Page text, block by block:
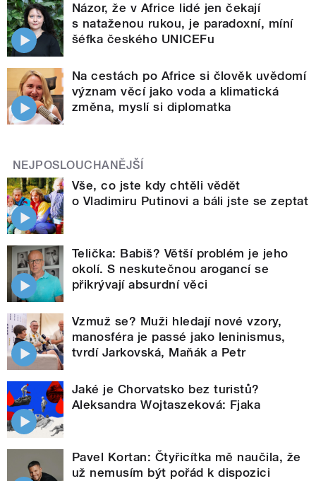
Názor, že v Africe lidé jen čekají
s nataženou rukou, je paradoxní, míní
šéfka českého UNICEFu
Na cestách po Africe si člověk uvědomí
význam věcí jako voda a klimatická
změna, myslí si diplomatka
NEJPOSLOUCHANĚJŠÍ
Vše, co jste kdy chtěli vědět
o Vladimiru Putinovi a báli jste se zeptat
Telička: Babiš? Větší problém je jeho
okolí. S neskutečnou arogancí se
přikrývají absurdní věci
Vzmuž se? Muži hledají nové vzory,
manosféra je passé jako leninismus,
tvrdí Jarkovská, Maňák a Petr
Jaké je Chorvatsko bez turistů?
Aleksandra Wojtaszeková: Fjaka
Pavel Kortan: Čtyřicítka mě naučila, že
už nemusím být pořád k dispozici